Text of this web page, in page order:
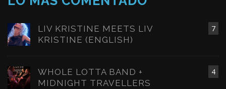
7
LIV KRISTINE MEETS LIV
KRISTINE (ENGLISH)
4
WHOLE LOTTA BAND +
MIDNIGHT TRAVELLERS